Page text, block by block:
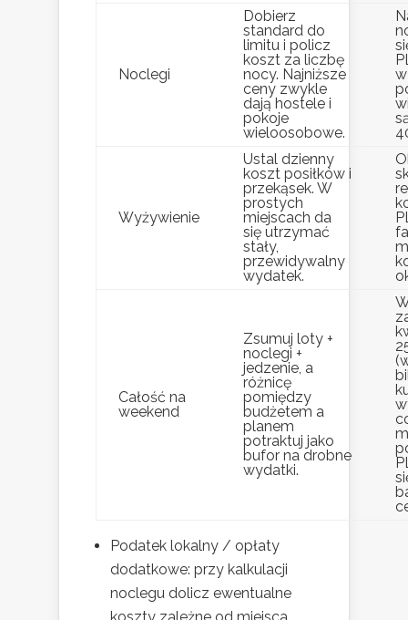
Noclegi
Dobierz
standard do
limitu i policz
koszt za liczbę
nocy. Najniższe
ceny zwykle
dają hostele i
pokoje
wieloosobowe.
Wyżywienie
Ustal dzienny
koszt posiłków i
przekąsek. W
prostych
miejscach da
się utrzymać
stały,
przewidywalny
wydatek.
Całość na
weekend
Zsumuj loty +
noclegi +
jedzenie, a
różnicę
pomiędzy
budżetem a
planem
potraktuj jako
bufor na drobne
wydatki.
Podatek lokalny / opłaty
dodatkowe: przy kalkulacji
noclegu dolicz ewentualne